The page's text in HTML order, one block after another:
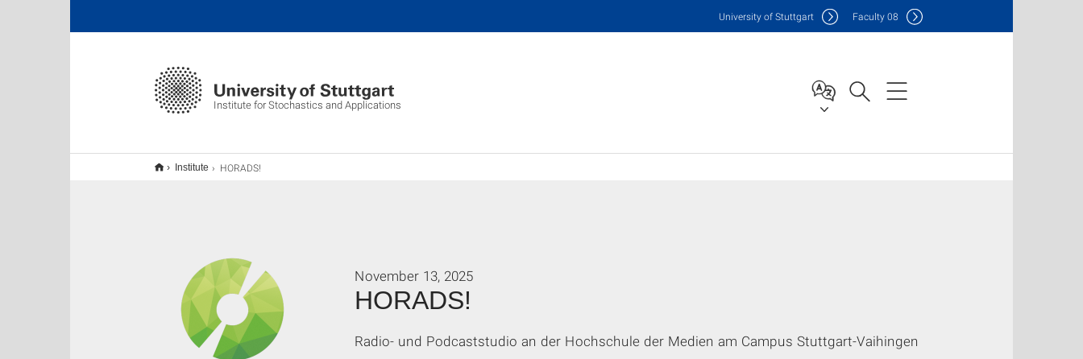
Institute for Stochastics and Applications
University of Stuttgart Faculty08
Institute HORADS!
HORADS!
November 13, 2025
Radio- und Podcaststudio an der Hochschule der Medien am Campus Stuttgart-Vaihingen